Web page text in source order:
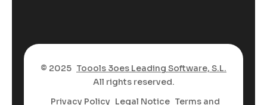
© 2025 Toools 3oes Leading Software, S.L.
All rights reserved.
Privacy Policy Legal Notice Terms and